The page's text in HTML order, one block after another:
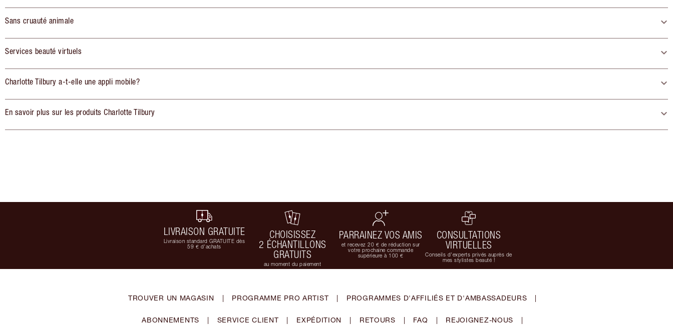
Sans cruauté animale
Services beauté virtuels
Charlotte Tilbury a-t-elle une appli mobile?
En savoir plus sur les produits Charlotte Tilbury
LIVRAISON GRATUITE
Livraison standard GRATUITE dès
59 € d'achats
CHOISISSEZ
2 ÉCHANTILLONS
GRATUITS
au moment du paiement
PARRAINEZ VOS AMIS
et recevez 20 € de réduction sur
votre prochaine commande
supérieure à 100 €
CONSULTATIONS
VIRTUELLES
Conseils d'experts privés auprès de
mes stylistes beauté !
TROUVER UN MAGASIN | PROGRAMME PRO ARTIST | PROGRAMMES D'AFFILIÉS ET D'AMBASSADEURS |
ABONNEMENTS | SERVICE CLIENT | EXPÉDITION | RETOURS | FAQ | REJOIGNEZ-NOUS |